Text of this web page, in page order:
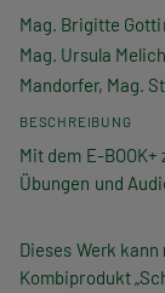
Mag. Brigitte
Mag. Ursula
Mandorfer, Mag.
BESCHREIBUNG
Mit dem E-
Übungen und
Dieses Werk kann
Kombiprodukt